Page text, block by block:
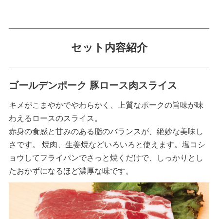
セット内容紹介
ゴールデンポーク 豚ロース肉スライス
キメがこまやかでやわらかく、上質なポークの旨味が味
わえるロースのスライス。
赤身の食感と甘みのある脂のバランスが、絶妙な美味し
さです。 焼肉、生姜焼などいろいろと使えます。塩コシ
ョウしてフライパンでさっと焼くだけで、しっかりとし
たおかずになるほど濃厚な味です。